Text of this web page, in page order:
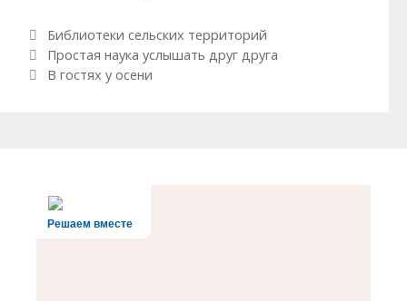
Рубрики
Библиотеки сельских территорий
Навигация по записям
Простая наука услышать друг друга
В гостях у осени
Решаем вместе